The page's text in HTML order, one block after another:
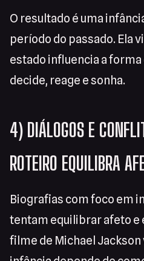
O resultado é uma
período do passado. Ela
estado influencia a
decide, reage e sonha.
4) DIÁLOGOS E
ROTEIRO EQUILIBRA
Biografias com foco em
tentam equilibrar afeto e
filme de Michael Jackson